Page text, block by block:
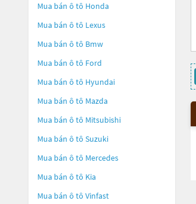
Mua bán ô tô Honda
Mua bán ô tô Lexus
Mua bán ô tô Bmw
Mua bán ô tô Ford
Mua bán ô tô Hyundai
Mua bán ô tô Mazda
Mua bán ô tô Mitsubishi
Mua bán ô tô Suzuki
Mua bán ô tô Mercedes
Mua bán ô tô Kia
Mua bán ô tô Vinfast